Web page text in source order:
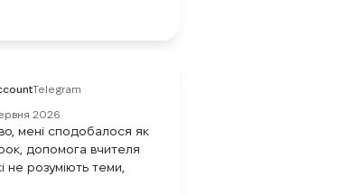
Telegram
2026
мені сподобалося як
допомога вчителя
не розуміють теми,